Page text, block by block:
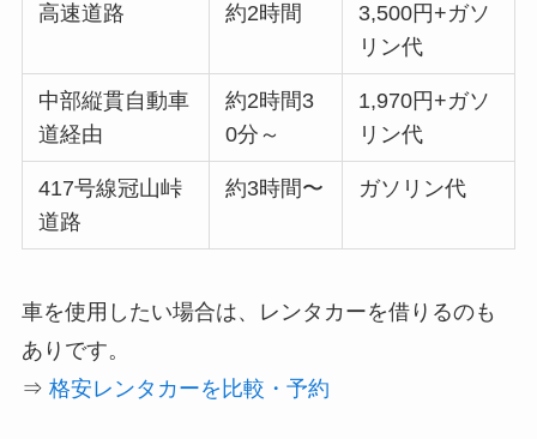
高速道路 約2時間
3,500円+ガソ
リン代
中部縦貫自動車
道経由
約2時間3
0分～
1,970円+ガソ
リン代
417号線冠山峠
道路
約3時間〜 ガソリン代
車を使用したい場合は、レンタカーを借りるのも
ありです。
⇒ 格安レンタカーを比較・予約